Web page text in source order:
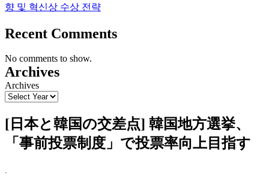
향 및 혁신상 수상 전략
Recent Comments
No comments to show.
Archives
Archives
[日本と韓国の交差点] 韓国地方選挙、
「事前投票制度」で投票率向上目指す
.